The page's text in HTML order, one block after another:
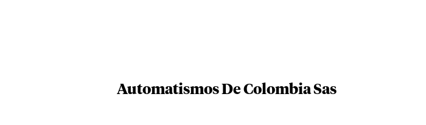
Automatismos De Colombia Sas